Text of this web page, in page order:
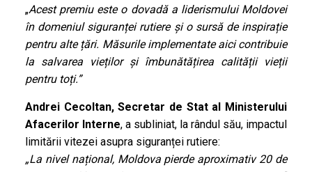
„Acest premiu este o dovadă a liderismului Moldovei
în domeniul siguranței rutiere și o sursă de inspirație
pentru alte țări. Măsurile implementate aici contribuie
la salvarea vieților și îmbunătățirea calității vieții
pentru toți.”
Andrei Cecoltan, Secretar de Stat al Ministerului
Afacerilor Interne, a subliniat, la rândul său, impactul
limitării vitezei asupra siguranței rutiere:
„La nivel național, Moldova pierde aproximativ 20 de